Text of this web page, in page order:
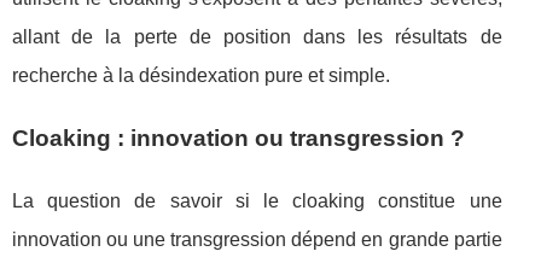
allant de la perte de position dans les résultats de
recherche à la désindexation pure et simple.
Cloaking : innovation ou transgression ?
La question de savoir si le cloaking constitue une
innovation ou une transgression dépend en grande partie